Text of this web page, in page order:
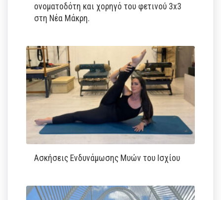
ονοματοδότη και χορηγό του φετινού 3x3
στη Νέα Μάκρη.
Ασκήσεις Ενδυνάμωσης Μυών του Ισχίου